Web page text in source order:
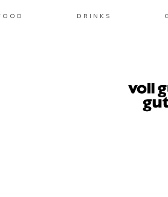
DRINKS